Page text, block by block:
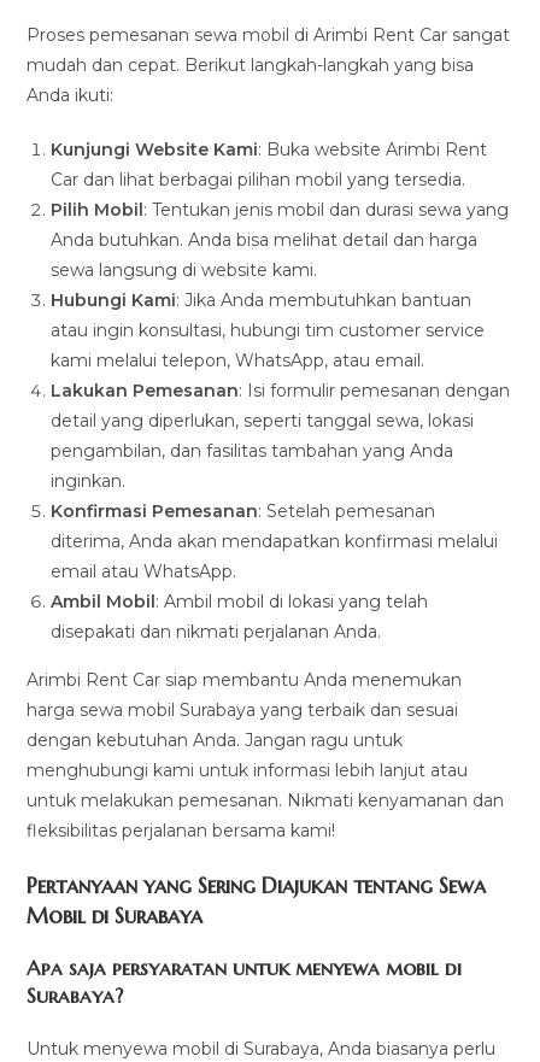
Proses pemesanan sewa mobil di Arimbi Rent Car sangat
mudah dan cepat. Berikut langkah-langkah yang bisa
Anda ikuti:
Kunjungi Website Kami: Buka website Arimbi Rent
Car dan lihat berbagai pilihan mobil yang tersedia.
Pilih Mobil : Tentukan jenis mobil dan durasi sewa yang
Anda butuhkan. Anda bisa melihat detail dan harga
sewa langsung di website kami.
Hubungi Kami: Jika Anda membutuhkan bantuan
atau ingin konsultasi, hubungi tim customer service
kami melalui telepon, WhatsApp, atau email.
Lakukan Pemesanan: Isi formulir pemesanan dengan
detail yang diperlukan, seperti tanggal sewa, lokasi
pengambilan, dan fasilitas tambahan yang Anda
inginkan.
Konfirmasi Pemesanan: Setelah pemesanan
diterima, Anda akan mendapatkan konfirmasi melalui
email atau WhatsApp.
Ambil Mobil : Ambil mobil di lokasi yang telah
disepakati dan nikmati perjalanan Anda.
Arimbi Rent Car siap membantu Anda menemukan
harga sewa mobil Surabaya yang terbaik dan sesuai
dengan kebutuhan Anda. Jangan ragu untuk
menghubungi kami untuk informasi lebih lanjut atau
untuk melakukan pemesanan. Nikmati kenyamanan dan
fleksibilitas perjalanan bersama kami!
Pertanyaan yang Sering Diajukan tentang Sewa
Mobil di Surabaya
Apa saja persyaratan untuk menyewa mobil di
Surabaya?
Untuk menyewa mobil di Surabaya, Anda biasanya perlu